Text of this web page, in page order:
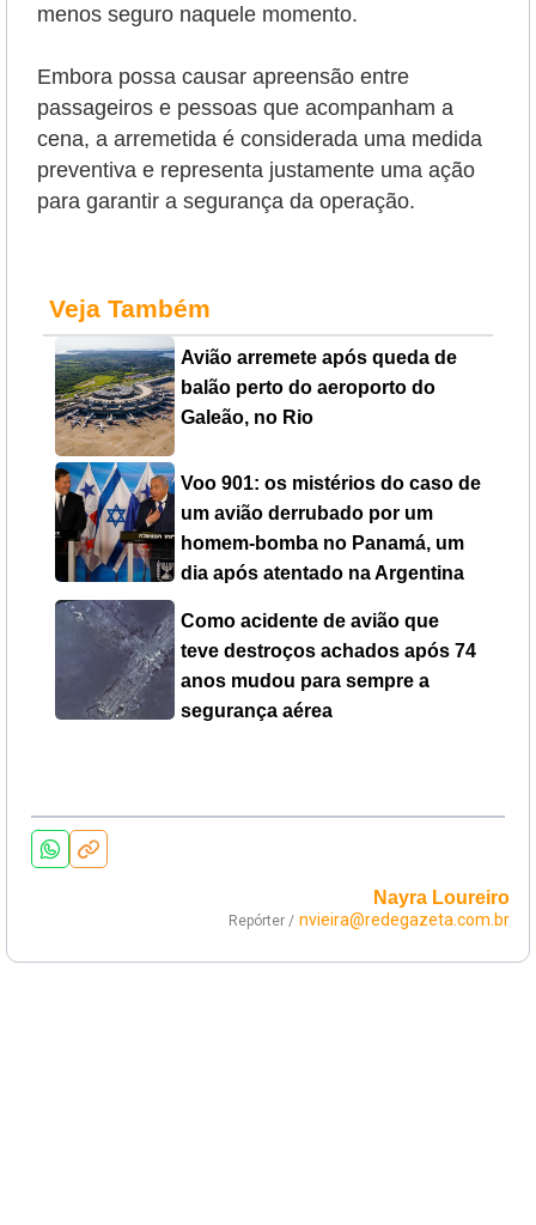
menos seguro naquele momento.
Embora possa causar apreensão entre
passageiros e pessoas que acompanham a
cena, a arremetida é considerada uma medida
preventiva e representa justamente uma ação
para garantir a segurança da operação.
Veja Também
Avião arremete após queda de
balão perto do aeroporto do
Galeão, no Rio
Voo 901: os mistérios do caso de
um avião derrubado por um
homem-bomba no Panamá, um
dia após atentado na Argentina
Como acidente de avião que
teve destroços achados após 74
anos mudou para sempre a
segurança aérea
Nayra Loureiro
Repórter / nvieira@redegazeta.com.br